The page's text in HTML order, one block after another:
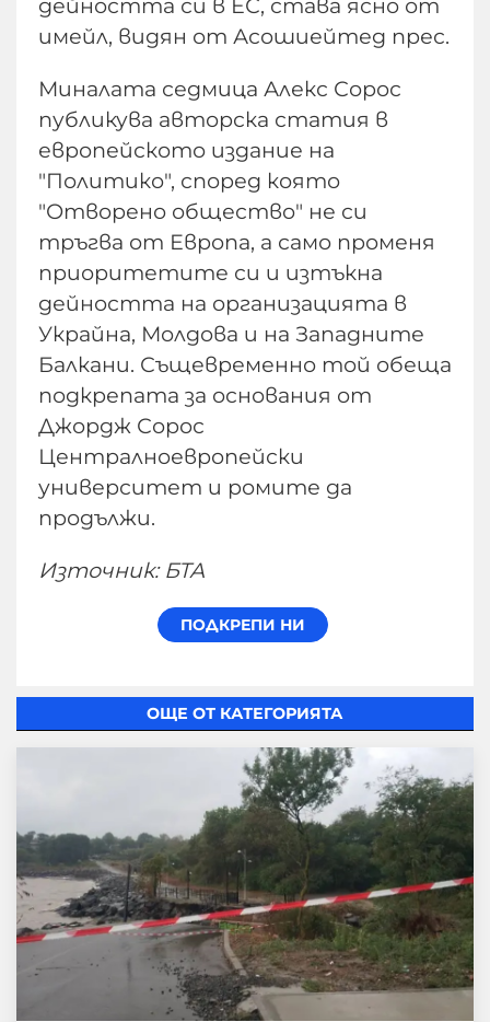
дейността си в ЕС, става ясно от
имейл, видян от Асошиейтед прес.
Миналата седмица Алекс Сорос
публикува авторска статия в
европейското издание на
"Политико", според която
"Отворено общество" не си
тръгва от Европа, а само променя
приоритетите си и изтъкна
дейността на организацията в
Украйна, Молдова и на Западните
Балкани. Същевременно той обеща
подкрепата за основания от
Джордж Сорос
Централноевропейски
университет и ромите да
продължи.
Източник: БТА
ОЩЕ ОТ КАТЕГОРИЯТА